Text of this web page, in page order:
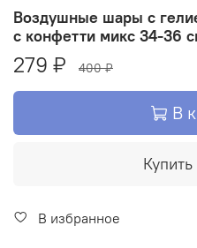
Воздушные шары с
с конфетти микс 34-36
279 ₽ 400 ₽
В
Купить
В избранное